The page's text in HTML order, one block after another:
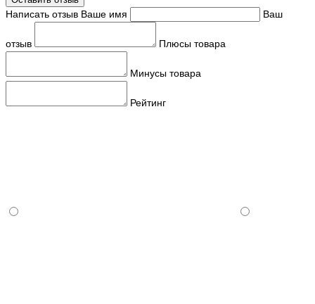
Написать отзыв Ваше имя Ваш
отзыв Плюсы товара
Минусы товара
Рейтинг